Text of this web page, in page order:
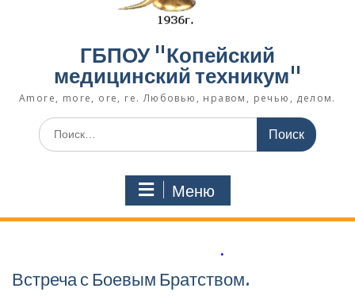
ГБПОУ "Копейский
медицинский техникум"
Amore, more, ore, re. Любовью, нравом, речью, делом.
Поиск
по:
Меню
Встреча с Боевым Братством.